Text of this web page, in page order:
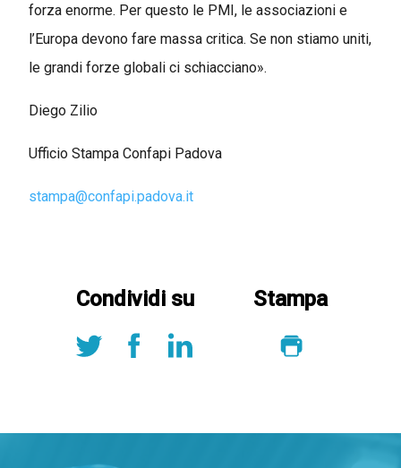
forza enorme. Per questo le PMI, le associazioni e
l’Europa devono fare massa critica. Se non stiamo uniti,
le grandi forze globali ci schiacciano».
Diego Zilio
Ufficio Stampa Confapi Padova
stampa@confapi.padova.it
Condividi su Stampa